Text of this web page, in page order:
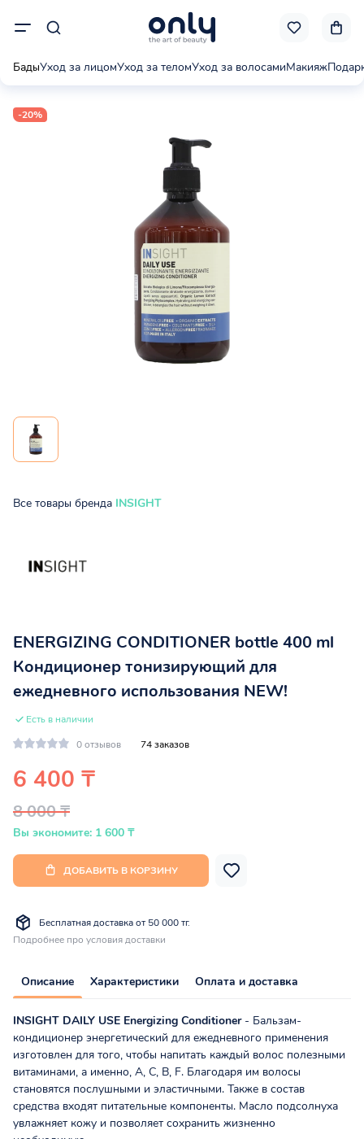
БадыУход за лицомУход за теломУход за волосамиМакияж
-20%
Все товары бренда INSIGHT
ENERGIZING CONDITIONER bottle 400 ml
Кондиционер тонизирующий для
ежедневного использования NEW!
Есть в наличии
0 отзывов
74 заказов
6 400 ₸
8 000 ₸
Вы экономите: 1 600 ₸
ДОБАВИТЬ В КОРЗИНУ
Бесплатная доставка от 50 000 тг.
Подробнее про условия доставки
Описание Характеристики Оплата и доставка
INSIGHT DAILY USE Energizing Conditioner - Бальзам-
кондиционер энергетический для ежедневного применения
изготовлен для того, чтобы напитать каждый волос полезными
витаминами, а именно, А, С, В, F. Благодаря им волосы
становятся послушными и эластичными. Также в состав
средства входят питательные компоненты. Масло подсолнуха
увлажняет кожу и позволяет сохранить жизненно